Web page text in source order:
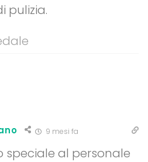
pulizia.
9 mesi fa
speciale al personale